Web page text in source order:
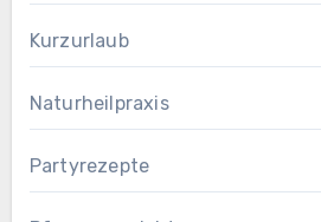
Kurzurlaub
Naturheilpraxis
Partyrezepte